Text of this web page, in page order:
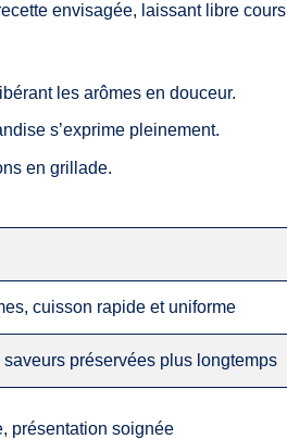
envisagée, laissant libre cours
les arômes en douceur.
s’exprime pleinement.
en grillade.
cuisson rapide et uniforme
saveurs préservées plus longtemps
présentation soignée